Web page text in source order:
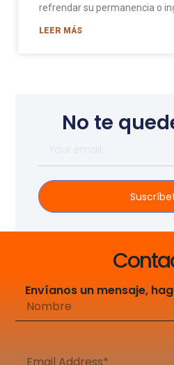
refrendar su permanencia o
LEER MÁS
No te
Envíanos un mensaje,